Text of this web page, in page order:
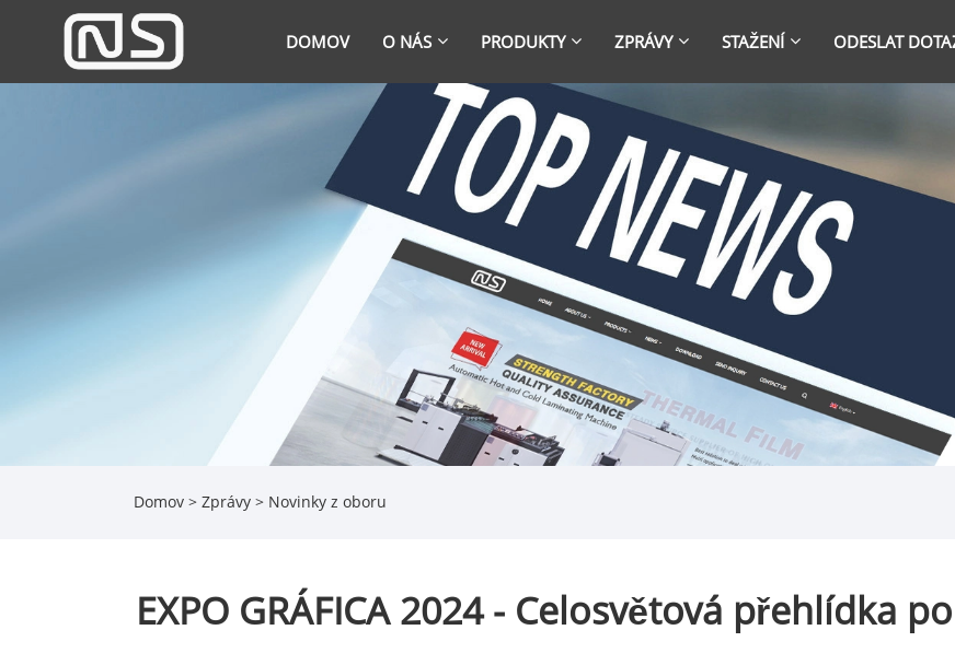
DOMOV O NÁS PRODUKTY ZPRÁVY STAŽENÍ ODESLAT
Domov > Zprávy > Novinky z oboru
EXPO GRÁFICA 2024 - Celosvětová přehlídka